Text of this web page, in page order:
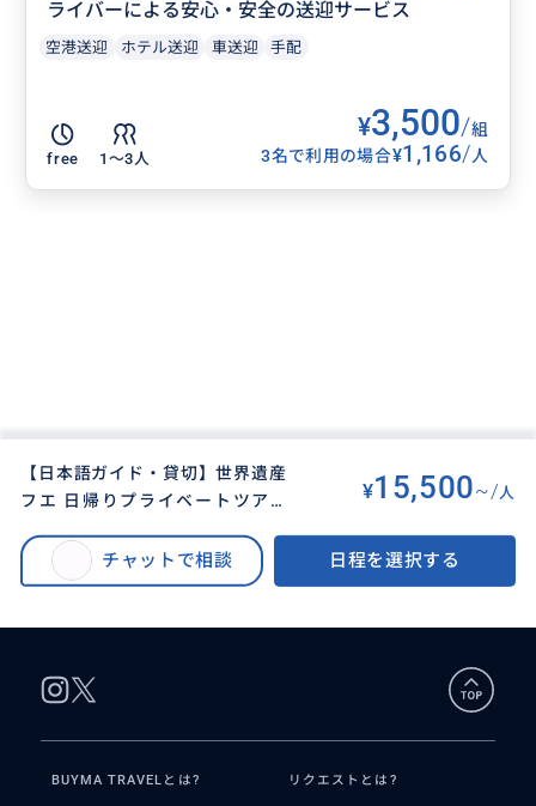
ライバーによる安心・安全の送迎サービス
空港送迎 ホテル送迎 車送迎 手配
free 1〜3人
¥3,500/組
3名で利用の場合¥1,166/人
【日本語ガイド・貸切】世界遺産
フエ 日帰りプライベートツアー
ンムー寺巡り／ホテル送迎込み・
ダナン・ホイアン発）プロフィー
¥15,500~/ 人
チャットで相談 日程を選択する
【日本語ガイド・貸切】世界遺産フエ 日帰りプライベートツアー（グエン王
宮・カイディン帝廟・ティエンムー寺巡り／ホテル送迎込み・ダナン・ホイ
アン発）プロフィール掲載の本人がガイドします
BUYMA TRAVELとは? リクエストとは?